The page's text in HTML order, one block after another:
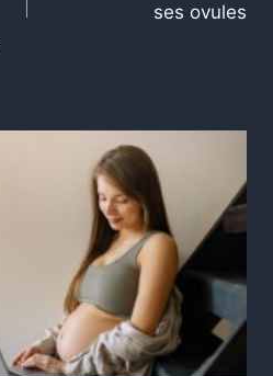
ses ovules